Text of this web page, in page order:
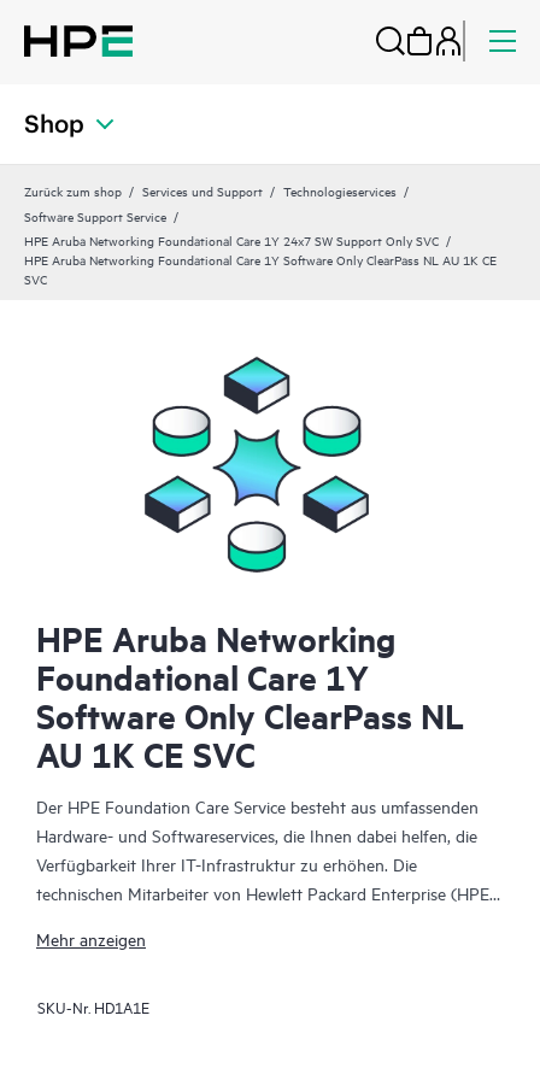
Shop
Zurück zum shop Services und Support
Technologieservices
Software Support Service
HPE Aruba Networking Foundational Care 1Y 24x7 SW Support Only SVC
HPE Aruba Networking Foundational Care 1Y Software Only ClearPass NL AU 1K CE
SVC
HPE Aruba Networking
Foundational Care 1Y
Software Only ClearPass NL
AU 1K CE SVC
Der HPE Foundation Care Service besteht aus umfassenden
Hardware- und Softwareservices, die Ihnen dabei helfen, die
Verfügbarkeit Ihrer IT-Infrastruktur zu erhöhen. Die
technischen Mitarbeiter von Hewlett Packard Enterprise (HPE)
Behebung von Hardware- und Softwareproblemen zu
ausgewählter anderer Anbieter auftreten.
Mehr anzeigen
SKU-Nr. HD1A1E